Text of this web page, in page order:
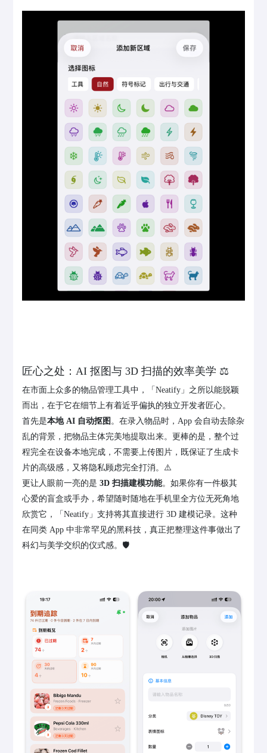
匠心之处：AI 抠图与 3D 扫描的效率美学 ⚖️
在市面上众多的物品管理工具中，「Neatify」之所以能脱颖
而出，在于它在细节上有着近乎偏执的独立开发者匠心。
首先是本地 AI 自动抠图 。在录入物品时，App 会自动去除杂
乱的背景，把物品主体完美地提取出来。更棒的是，整个过
程完全在设备本地完成，不需要上传图片，既保证了生成卡
片的高级感，又将隐私顾虑完全打消。⚠️
更让人眼前一亮的是3D 扫描建模功能。如果你有一件极其
心爱的盲盒或手办，希望随时随地在手机里全方位无死角地
欣赏它，「Neatify」支持将其直接进行 3D 建模记录。这种
在同类 App 中非常罕见的黑科技，真正把整理这件事做出了
科幻与美学交织的仪式感。🛡️